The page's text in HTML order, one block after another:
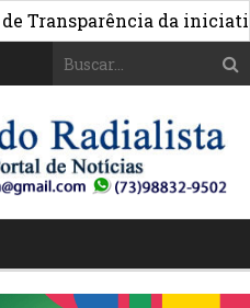
da iniciativa